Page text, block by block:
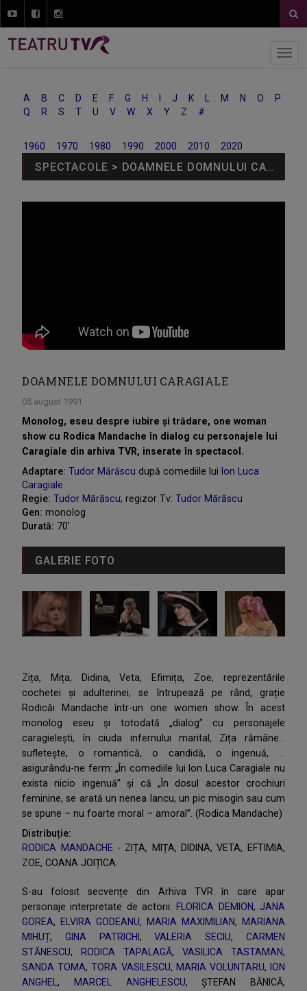
A B C D E F G H J K M N O
P
Q
R S T U V W X Y Z #
1960 1970 1980 1990 2000 2010 2020
SPECTACOLE > DOAMNELE DOMNULUI CARAGIALE
DOAMNELE DOMNULUI CARAGIALE
05 august 1991
Monolog, eseu despre iubire și trădare, one woman
show cu Rodica Mandache în dialog cu personajele lui
Caragiale din arhiva TVR, inserate în spectacol.
Adaptare: Tudor Mărăscu după comediile lui Ion Luca
Caragiale
Regie: Tudor Mărăscu; regizor Tv:Tudor Mărăscu
Gen: monolog
Durată: 70’
GALERIE FOTO
Zița, Mița, Didina, Veta, Efimița, Zoe, reprezentările
cochetei și adulterinei, se întrupează pe rând, grație
Rodicăi Mandache într-un one women show. În acest
monolog eseu și totodată „dialog” cu personajele
caragielești, în ciuda infernului marital, Zița rămâne…
sufletește, o romantică, o candidă, o ingenuă, …
asigurându-ne ferm: „În comediile lui Ion Luca Caragiale nu
exista nicio ingenuă” și că „În dosul acestor crochiuri
feminine, se arată un nenea Iancu, un pic misogin sau cum
se spune – nu foarte moral – amoral”. (Rodica Mandache)
Distribuție:
RODICA MANDACHE - ZIȚA, MIȚA, DIDINA, VETA, EFTIMIA,
ZOE, COANA JOIȚICA.
S-au folosit secvențe din Arhiva TVR în care apar
personaje interpretate de actorii: FLORICA DEMION, JANA
GOREA, ELVIRA GODEANU, MARIA MAXIMILIAN,
MARIANA
MIHUȚ, GINA PATRICHI ,VALERIA SECIU, CARMEN
STĂNESCU, RODICA TAPALAGĂ, VASILICA TASTAMAN,
SANDA TOMA,TORA VASILESCU, MARIA VOLUNTARU, ION
ANGHEL, MARCEL ANGHELESCU, ŞTEFAN BĂNICĂ,